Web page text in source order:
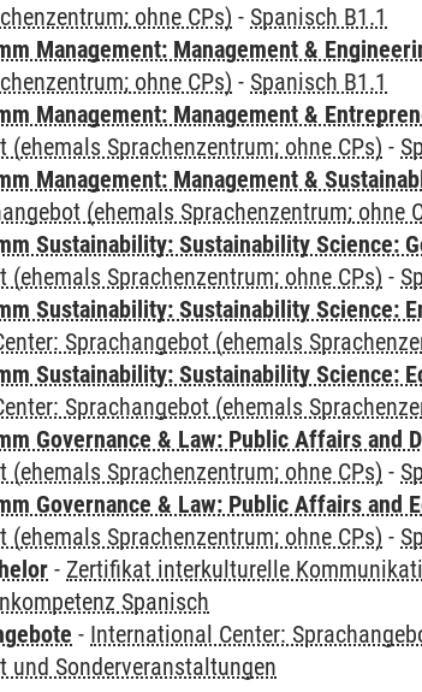
ohne CPs) - Spanisch B1.1
Management: Management &
ohne CPs) - Spanisch B1.1
Management: Management &
(ehemals Sprachenzentrum; ohne CPs) -
Management: Management &
(ehemals Sprachenzentrum; ohne
Sustainability: Sustainability Science:
(ehemals Sprachenzentrum; ohne CPs) -
Sustainability: Sustainability Science:
Sprachangebot (ehemals
Sustainability: Sustainability Science:
Sprachangebot (ehemals
Governance & Law: Public Affairs and
(ehemals Sprachenzentrum; ohne CPs) -
Governance & Law: Public Affairs and
(ehemals Sprachenzentrum; ohne CPs) -
- Zertifikat interkulturelle
Spanisch
- International Center:
und Sonderveranstaltungen